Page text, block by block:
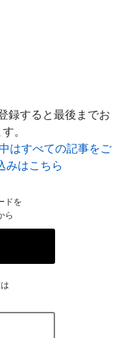
録すると最後までお
。
はすべての記事をご
みはこちら
ドを
ら